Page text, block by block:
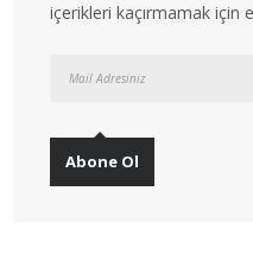
içerikleri kaçırmamak için
Abone Ol